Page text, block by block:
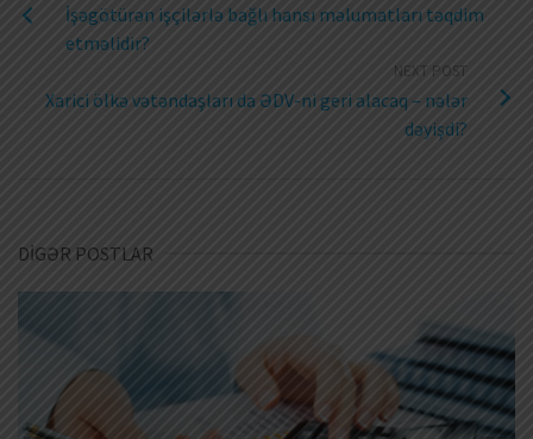
İşəgötürən işçilərlə bağlı hansı məlumatları təqdim
etməlidir?
NEXT POST
Xarici ölkə vətəndaşları da ƏDV-ni geri alacaq – nələr
dəyişdi?
DİGƏR POSTLAR